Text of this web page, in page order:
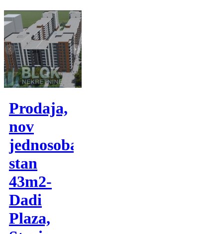
Prodaja,
nov
jednosoban
stan
43m2-
Dadi
Plaza,